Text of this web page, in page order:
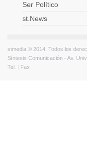
Ser Político
st.News
stmedia © 2014. Todos los
Síntesis Comunicación - Av.
Tel. | Fax